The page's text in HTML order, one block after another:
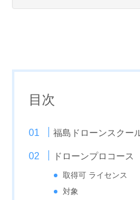
目次
福島ドローンスクー
ドローンプロコース
取得可 ライセンス
対象